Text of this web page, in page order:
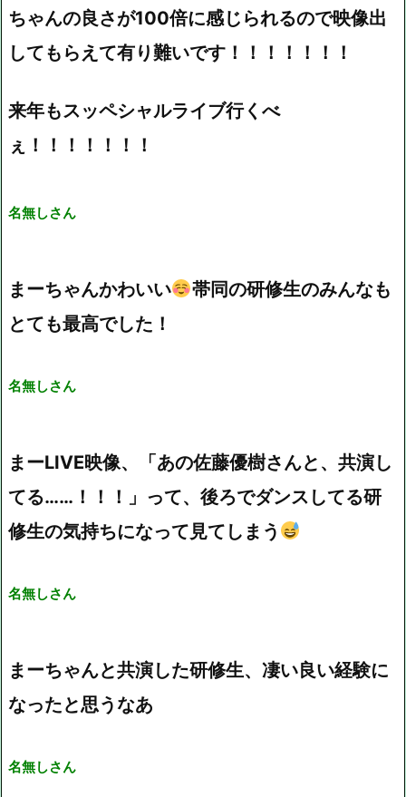
ちゃんの良さが100倍に感じられるので映像出
してもらえて有り難いです！！！！！！！
来年もスッペシャルライブ行くべ
ぇ！！！！！！！
名無しさん
まーちゃんかわいい
帯同の研修生のみんなも
とても最高でした！
名無しさん
まーLIVE映像、「あの佐藤優樹さんと、共演し
てる……！！！」って、後ろでダンスしてる研
修生の気持ちになって見てしまう
名無しさん
まーちゃんと共演した研修生、凄い良い経験に
なったと思うなあ
名無しさん